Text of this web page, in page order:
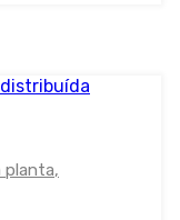
planta